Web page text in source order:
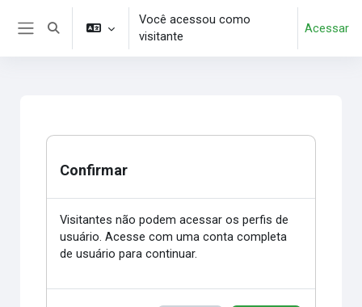
Ir para o conteúdo principal
Alternar entrada de pesquisa
Você acessou como
visitante
Acessar
Confirmar
Visitantes não podem acessar os perfis de
usuário. Acesse com uma conta completa
de usuário para continuar.